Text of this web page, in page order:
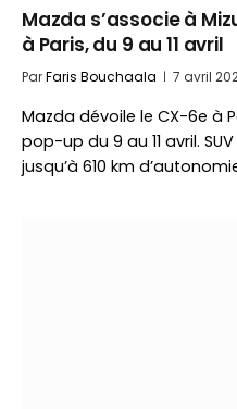
Mazda s’associe à
à Paris, du 9 au 11 avril
ParFaris Bouchaala 7 avril
Mazda dévoile le CX-6e à
pop-up du 9 au 11 avril.
jusqu’à 610 km